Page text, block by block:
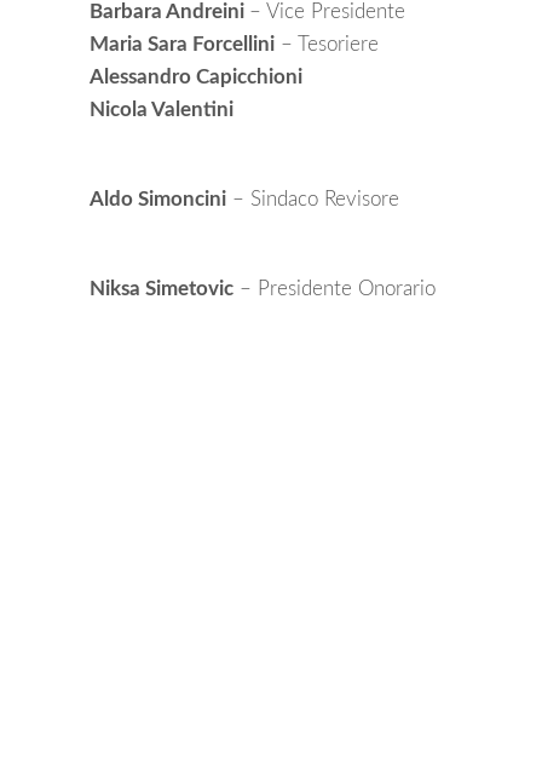
Barbara Andreini – Vice Presidente
Maria Sara Forcellini – Tesoriere
Alessandro Capicchioni
Nicola Valentini
Aldo Simoncini – Sindaco Revisore
Niksa Simetovic – Presidente Onorario